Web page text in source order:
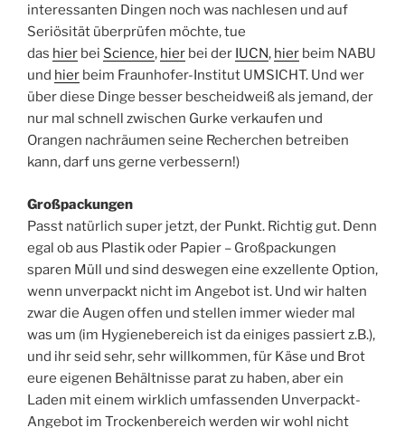
interessanten Dingen noch was nachlesen und auf
Seriösität überprüfen möchte, tue
das hier bei Science, hier bei der IUCN, hier beim NABU
und hier beim Fraunhofer-Institut UMSICHT. Und wer
über diese Dinge besser bescheidweiß als jemand, der
nur mal schnell zwischen Gurke verkaufen und
Orangen nachräumen seine Recherchen betreiben
kann, darf uns gerne verbessern!)
Großpackungen
Passt natürlich super jetzt, der Punkt. Richtig gut. Denn
egal ob aus Plastik oder Papier – Großpackungen
sparen Müll und sind deswegen eine exzellente Option,
wenn unverpackt nicht im Angebot ist. Und wir halten
zwar die Augen offen und stellen immer wieder mal
was um (im Hygienebereich ist da einiges passiert z.B.),
und ihr seid sehr, sehr willkommen, für Käse und Brot
eure eigenen Behältnisse parat zu haben, aber ein
Laden mit einem wirklich umfassenden Unverpackt-
Angebot im Trockenbereich werden wir wohl nicht